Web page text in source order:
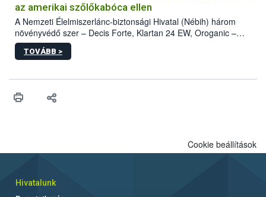
az amerikai szőlőkabóca ellen
A Nemzeti Élelmiszerlánc-biztonsági Hivatal (Nébih) három
növényvédő szer – Decis Forte, Klartan 24 EW, Oroganic –
engedélyokiratát módosította, így azok a szüretet követően,
egészen a vesszőérettség (BBCH 91) stádiumáig
érésű szőlőkben is legyen lehetőség a károsító elleni további
felhasználók számára is elérhető és ökológiai termesztésben is
TOVÁBB >
Cookie beállítások
Hivatalunk